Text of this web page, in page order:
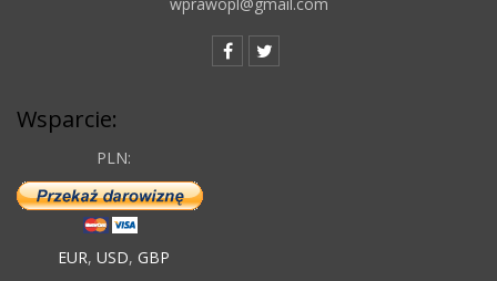
wprawopl@gmail.com
Wsparcie:
PLN:
EUR, USD, GBP